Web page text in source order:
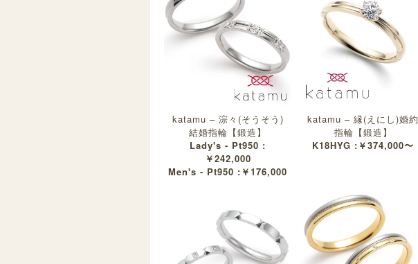
katamu – 淙々(そうそう)
結婚指輪【鍛造】
Lady's - Pt950 :
￥242,000
Men's - Pt950 :￥176,000
katamu – 縁(えにし)婚約
指輪【鍛造】
K18HYG :￥374,000〜